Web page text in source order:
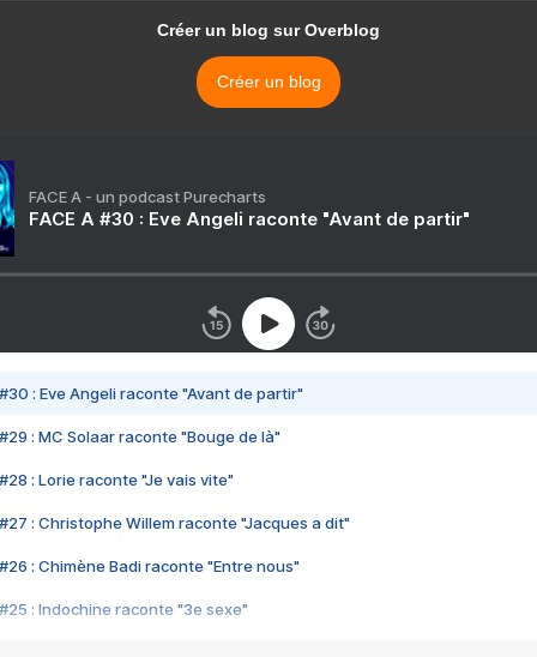
Créer un blog sur Overblog
Créer un blog
FACE A - un podcast Purecharts
FACE A #30 : Eve Angeli raconte "Avant de partir"
#30 : Eve Angeli raconte "Avant de partir"
#29 : MC Solaar raconte "Bouge de là"
#28 : Lorie raconte "Je vais vite"
#27 : Christophe Willem raconte "Jacques a dit"
#26 : Chimène Badi raconte "Entre nous"
#25 : Indochine raconte "3e sexe"